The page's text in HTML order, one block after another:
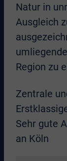
Natur in
Ausgleich
Region zu
Zentrale
Sehr gute
an Köln